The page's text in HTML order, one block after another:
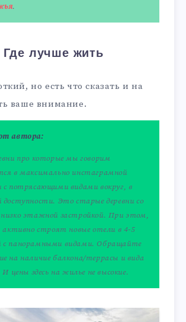
.
Где лучше жить
но есть что сказать и на
ваше внимание.
автора:
про которые мы говорим
в максимально инстаграмной
с потрясающими видами вокруг, в
доступности. Это старые деревни со
этажной застройкой. При этом,
активно строят новые отели в 4-5
с панорамными видами. Обращайте
на наличие балкона/террасы и вида
И цены здесь на жилье не высокие.